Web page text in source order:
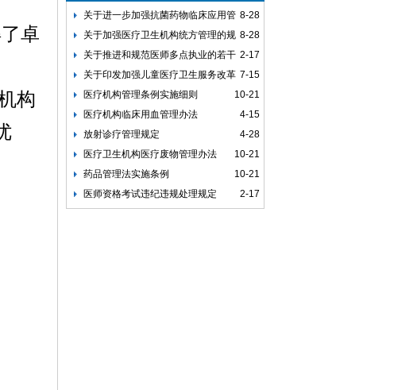
卓
构
8-28
关于进一步加强抗菌药物临床应用管
理工作的通知
8-28
关于加强医疗卫生机构统方管理的规
定
2-17
关于推进和规范医师多点执业的若干
意见
7-15
关于印发加强儿童医疗卫生服务改革
与发展意见的通知
10-21
医疗机构管理条例实施细则
4-15
医疗机构临床用血管理办法
4-28
放射诊疗管理规定
10-21
医疗卫生机构医疗废物管理办法
10-21
药品管理法实施条例
2-17
医师资格考试违纪违规处理规定